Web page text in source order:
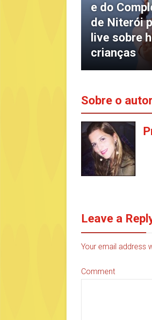
e do
de Niterói
live sobre
crianças
Sobre o autor
Leave a
Your email address
Comment